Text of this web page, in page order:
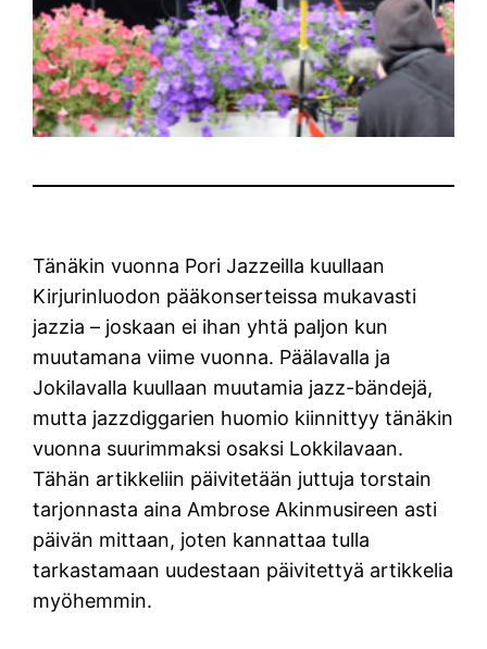
Tänäkin vuonna Pori Jazzeilla kuullaan
Kirjurinluodon pääkonserteissa mukavasti
jazzia – joskaan ei ihan yhtä paljon kun
muutamana viime vuonna. Päälavalla ja
Jokilavalla kuullaan muutamia jazz-bändejä,
mutta jazzdiggarien huomio kiinnittyy tänäkin
vuonna suurimmaksi osaksi Lokkilavaan.
Tähän artikkeliin päivitetään juttuja torstain
tarjonnasta aina Ambrose Akinmusireen asti
päivän mittaan, joten kannattaa tulla
tarkastamaan uudestaan päivitettyä artikkelia
myöhemmin.